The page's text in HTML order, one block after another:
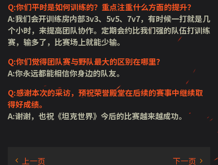
Q:你们平时是如何训练的？重点注重什么方面的提升？
A:我们会开训练房内部3v3、5v5、7v7，有时候一打就是几
个小时，来提高团队协作。定期会约比我们强的队伍打训练
赛，输多了，比赛场上就能少输。
Q:你们觉得团队赛与野队最大的区别在哪里？
A:你永远都能相信你身边的队友。
Q:感谢本次的采访，预祝荣誉殿堂在后续的赛事中继续取
得好成绩。
A:谢谢，也祝《坦克世界》今后的比赛越来越成功。